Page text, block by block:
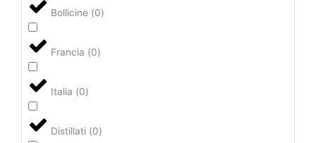
Bollicine (0)
Francia (0)
Italia (0)
Distillati (0)